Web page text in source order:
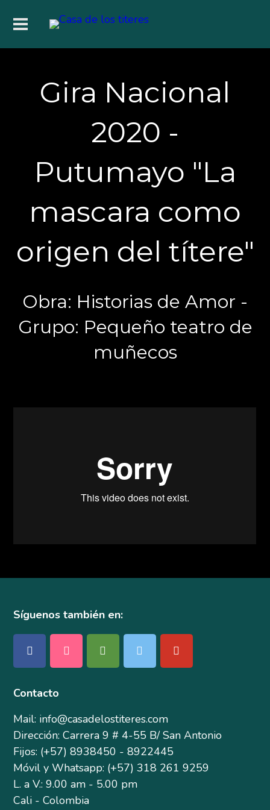
Gira Nacional
2020 -
Putumayo "La
mascara como
origen del títere"
Obra: Historias de Amor -
Grupo: Pequeño teatro de
muñecos
Síguenos también en:
Contacto
Mail: info@casadelostiteres.com
Dirección: Carrera 9 # 4-55 B/ San Antonio
Fijos: (+57) 8938450 - 8922445
Móvil y Whatsapp: (+57) 318 261 9259
L. a V.: 9.00 am - 5.00 pm
Cali - Colombia